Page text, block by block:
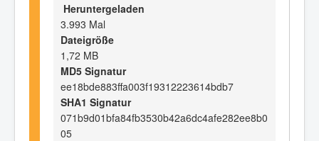
Heruntergeladen
3.993 Mal
Dateigröße
1,72 MB
MD5 Signatur
ee18bde883ffa003f19312223614bdb7
SHA1 Signatur
071b9d01bfa84fb3530b42a6dc4afe282ee8b0
05